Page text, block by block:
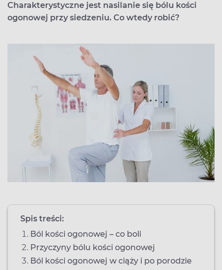
Charakterystyczne jest nasilanie się bólu kości
ogonowej przy siedzeniu. Co wtedy robić?
Spis treści:
Ból kości ogonowej – co boli
Przyczyny bólu kości ogonowej
Ból kości ogonowej w ciąży i po porodzie